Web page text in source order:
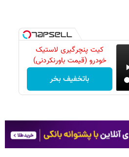
کیت پنچرگیری لاستیک
خودرو (قیمت باورنکردنی)
باتخفیف بخر